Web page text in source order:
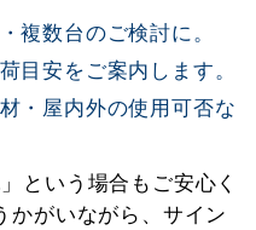
複数台のご検討に。
目安をご案内します。
・屋内外の使用可否な
という場合もご安心く
かがいながら、サイン